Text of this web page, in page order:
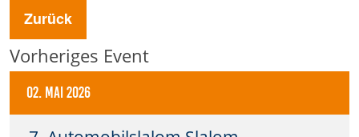
Zurück
Vorheriges Event
02. Mai 2026
Anbieter:
DMSB
Zweck:
verwendeten Hintergrundbildern der Website.